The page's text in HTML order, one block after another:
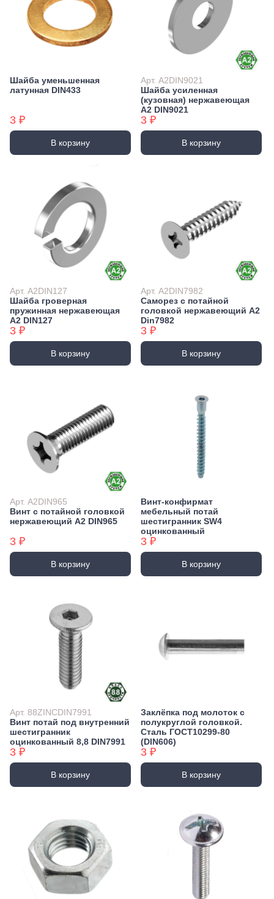
Шайба уменьшенная
латунная DIN433
3 ₽
В корзину
Арт. А2DIN9021
Шайба усиленная
(кузовная) нержавеющая
А2 DIN9021
3 ₽
В корзину
Арт. А2DIN127
Шайба гроверная
пружинная нержавеющая
А2 DIN127
3 ₽
В корзину
Арт. А2DIN7982
Саморез с потайной
головкой нержавеющий А2
Din7982
3 ₽
В корзину
Арт. А2DIN965
Винт с потайной головкой
нержавеющий А2 DIN965
3 ₽
В корзину
Винт-конфирмат
мебельный потай
шестигранник SW4
оцинкованный
3 ₽
В корзину
Арт. 88ZINCDIN7991
Винт потай под внутренний
шестигранник
оцинкованный 8,8 DIN7991
3 ₽
В корзину
Заклёпка под молоток с
полукруглой головкой.
Сталь ГОСТ10299-80
(DIN606)
3 ₽
В корзину